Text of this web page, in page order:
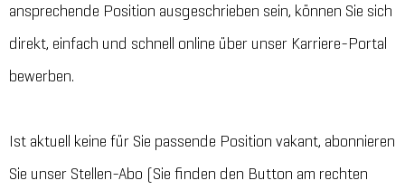
ansprechende Position ausgeschrieben sein, können Sie sich
direkt, einfach und schnell online über unser Karriere-Portal
bewerben.
Ist aktuell keine für Sie passende Position vakant, abonnieren
Sie unser Stellen-Abo (Sie finden den Button am rechten